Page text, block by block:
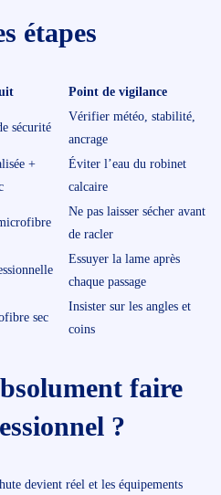
étapes
Point de vigilance
sécurité
Vérifier météo, stabilité,
ancrage
+
Éviter l’eau du robinet
calcaire
Ne pas laisser sécher avant
de racler
Essuyer la lame après
chaque passage
sec
Insister sur les angles et
coins
faire
?
devient réel et les équipements